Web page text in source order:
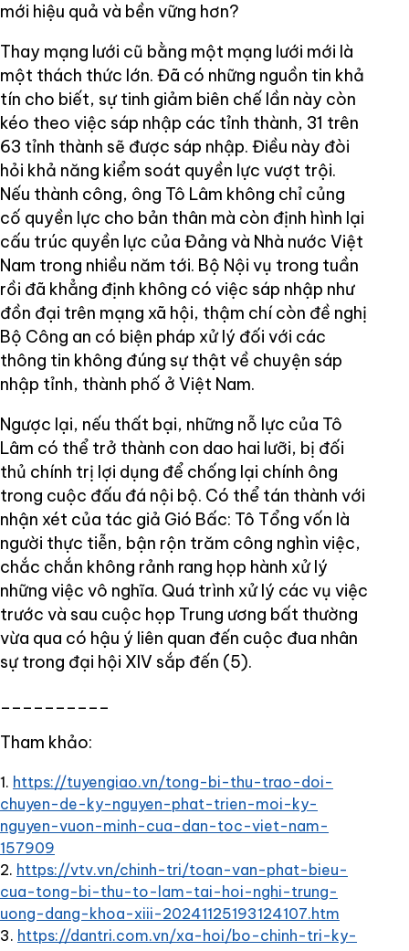
mới hiệu quả và bền vững hơn?
Thay mạng lưới cũ bằng một mạng lưới mới là
một thách thức lớn. Đã có những nguồn tin khả
tín cho biết, sự tinh giảm biên chế lần này còn
kéo theo việc sáp nhập các tỉnh thành, 31 trên
63 tỉnh thành sẽ được sáp nhập. Điều này đòi
hỏi khả năng kiểm soát quyền lực vượt trội.
Nếu thành công, ông Tô Lâm không chỉ củng
cố quyền lực cho bản thân mà còn định hình lại
cấu trúc quyền lực của Đảng và Nhà nước Việt
Nam trong nhiều năm tới. Bộ Nội vụ trong tuần
rồi đã khẳng định không có việc sáp nhập như
đồn đại trên mạng xã hội, thậm chí còn đề nghị
Bộ Công an có biện pháp xử lý đối với các
thông tin không đúng sự thật về chuyện sáp
nhập tỉnh, thành phố ở Việt Nam.
Ngược lại, nếu thất bại, những nỗ lực của Tô
Lâm có thể trở thành con dao hai lưỡi, bị đối
thủ chính trị lợi dụng để chống lại chính ông
trong cuộc đấu đá nội bộ. Có thể tán thành với
nhận xét của tác giả Gió Bấc: Tô Tổng vốn là
người thực tiễn, bận rộn trăm công nghìn việc,
chắc chắn không rảnh rang họp hành xử lý
những việc vô nghĩa. Quá trình xử lý các vụ việc
trước và sau cuộc họp Trung ương bất thường
vừa qua có hậu ý liên quan đến cuộc đua nhân
sự trong đại hội XIV sắp đến (5).
__________
Tham khảo:
https://tuyengiao.vn/tong-bi-thu-trao-doi-
chuyen-de-ky-nguyen-phat-trien-moi-ky-
nguyen-vuon-minh-cua-dan-toc-viet-nam-
157909
https://vtv.vn/chinh-tri/toan-van-phat-bieu-
cua-tong-bi-thu-to-lam-tai-hoi-nghi-trung-
uong-dang-khoa-xiii-20241125193124107.htm
https://dantri.com.vn/xa-hoi/bo-chinh-tri-ky-